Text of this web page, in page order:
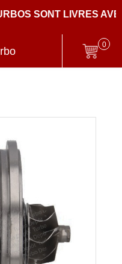
LIVRES AVEC DES
0